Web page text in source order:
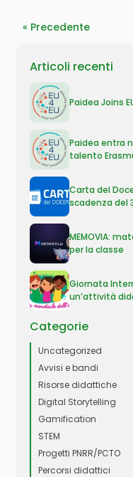
« Precedente
Articoli recenti
Paidea Joins
Paidea entra
talento
Carta del
scadenza del
MEMOVIA:
per la classe
Giornata
un’attività
Categorie
Uncategorized
Avvisi e bandi
Risorse didattiche
Digital Storytelling
Gamification
STEM
Progetti PNRR/PCTO
Percorsi didattici